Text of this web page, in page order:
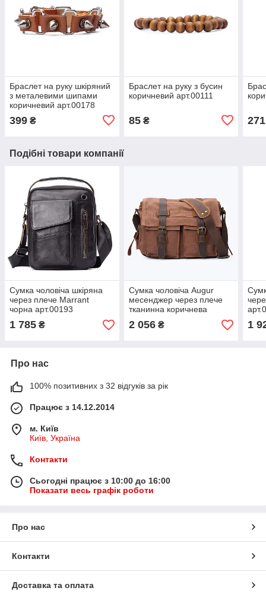
Браслет на руку шкіряний
з металевими шипами
коричневий арт.00178
399 ₴
Браслет на руку з бусин
коричневий арт.00111
85₴ 271
Подібні товари компанії
Сумка чоловіча шкіряна
через плече Marrant
чорна арт.00193
1 785 ₴
Сумка чоловіча Augur
месенджер через плече
тканинна коричнева
арт.00024
2 056₴ 1
Про нас
100% позитивних з 32 відгуків за рік
Працює з 14.12.2014
м. Київ
Київ, Україна
Контакти
Сьогодні працює з 10:00 до 16:00
Показати весь графік роботи
Про нас
Контакти
Доставка та оплата